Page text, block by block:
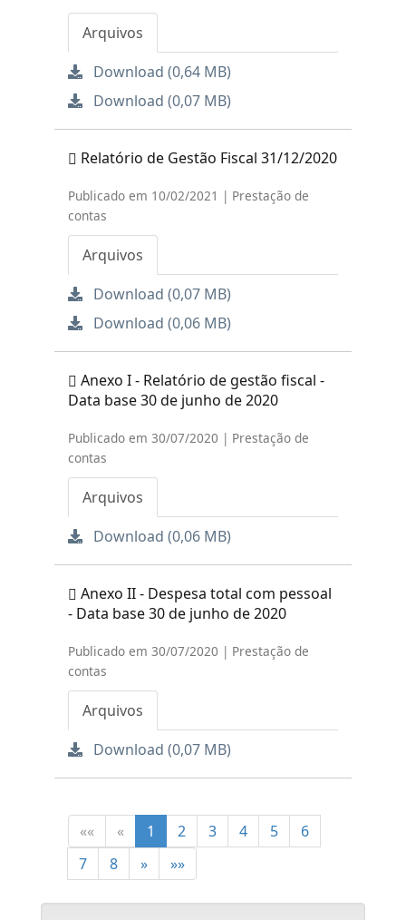
Arquivos
Download (0,64 MB)
Download (0,07 MB)
Relatório de Gestão Fiscal 31/12/2020
Publicado em 10/02/2021 | Prestação de
contas
Arquivos
Download (0,07 MB)
Download (0,06 MB)
Anexo I - Relatório de gestão fiscal -
Data base 30 de junho de 2020
Publicado em 30/07/2020 | Prestação de
contas
Arquivos
Download (0,06 MB)
Anexo II - Despesa total com pessoal
- Data base 30 de junho de 2020
Publicado em 30/07/2020 | Prestação de
contas
Arquivos
Download (0,07 MB)
«« « 1 2 3 4 5
6
7
8 » »»